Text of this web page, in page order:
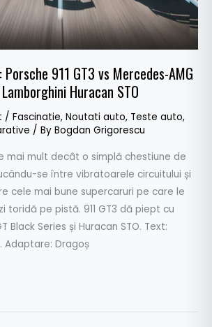
911 GT3 vs Mercedes-AMG
Huracan STO
/ Fascinatie, Noutati auto, Teste auto,
/ By Bogdan Grigorescu
mai mult decât o simplă chestiune de
se între vibratoarele circuitului și
cele mai bune supercaruri pe care le
toridă pe pistă. 911 GT3 dă piept cu
Black Series și Huracan STO. Text:
Adaptare: Dragoș